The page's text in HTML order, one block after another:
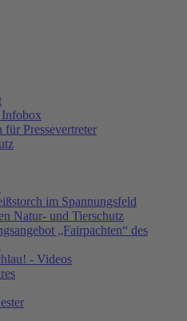
für Pressevertreter
im Spannungsfeld
Natur- und Tierschutz
„Fairpachten“ des
- Videos